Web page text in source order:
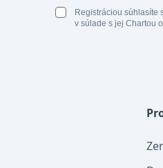
Registráciou súhlasíte
v súlade s jej Chartou